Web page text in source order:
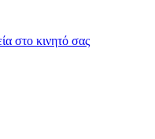
στο κινητό σας